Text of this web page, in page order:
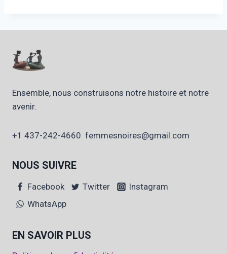
Ensemble, nous construisons notre histoire et notre
avenir.
+1 437-242-4660 femmesnoires@gmail.com
NOUS SUIVRE
Facebook Twitter
Instagram
WhatsApp
EN SAVOIR PLUS